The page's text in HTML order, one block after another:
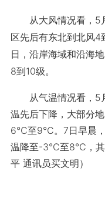
从大风情况看，5
区先后有东北到北风
日，沿岸海域和沿海
8到10级。
从气温情况看，5
温先后下降，大部分
6℃至9℃。7日早晨，
温降至-3℃至8℃，其
平 通讯员买文明）